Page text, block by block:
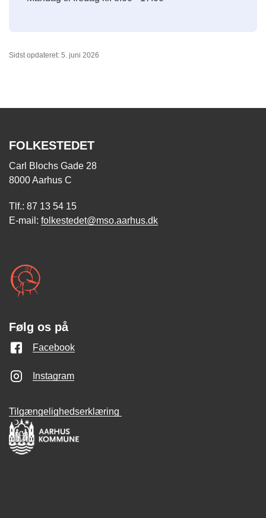
Sidst opdateret: 5. juni 2026
FOLKESTEDET
Carl Blochs Gade 28
8000 Aarhus C
Tlf.: 87 13 54 15
E-mail: folkestedet@mso.aarhus.dk
Følg os på
Facebook
Instagram
Tilgængelighedserklæring